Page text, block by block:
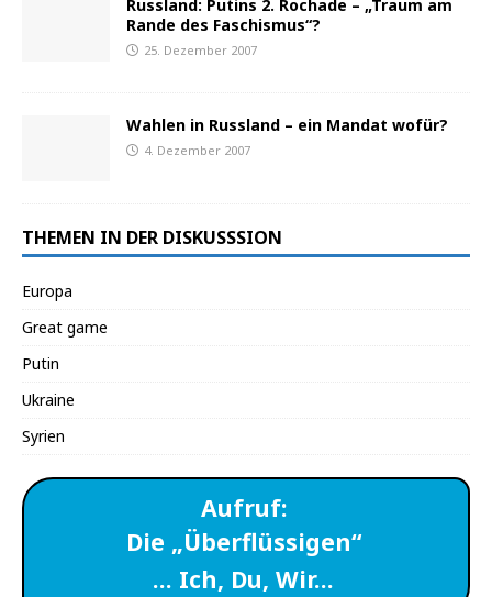
Russland: Putins 2. Rochade – „Traum am
Rande des Faschismus“?
25. Dezember 2007
Wahlen in Russland – ein Mandat wofür?
4. Dezember 2007
THEMEN IN DER DISKUSSSION
Europa
Great game
Putin
Ukraine
Syrien
Aufruf:
Die „Überflüssigen“
… Ich, Du, Wir…